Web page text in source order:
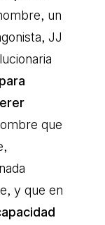
un
JJ
para
que
y que en